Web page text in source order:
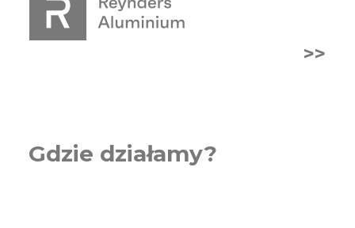
>>
Gdzie działamy?